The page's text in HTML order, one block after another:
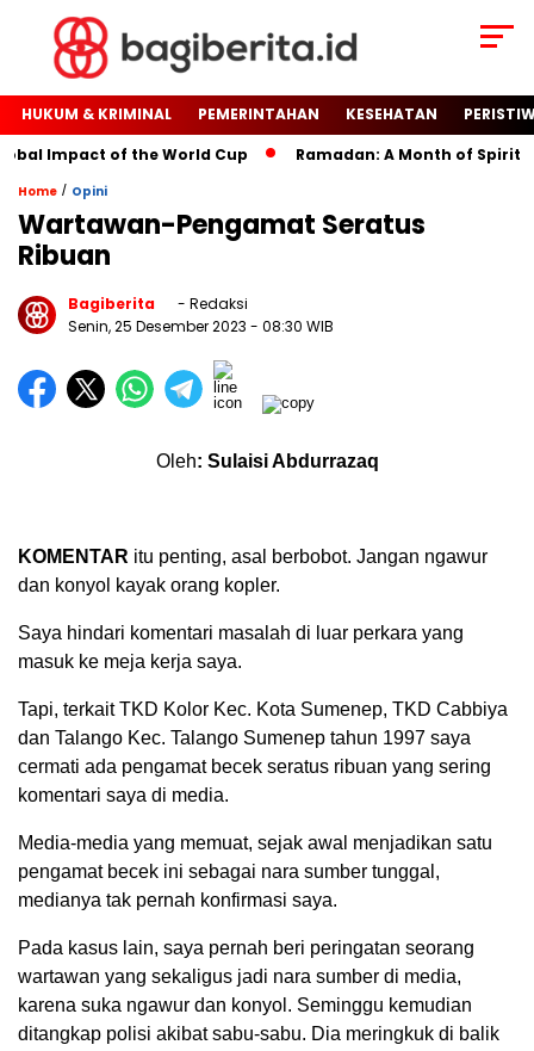
HUKUM & KRIMINAL PEMERINTAHAN KESEHATAN
Impact of the World Cup
Ramadan: A Month of
Home / Opini
Wartawan-Pengamat Seratus
Ribuan
Bagiberita
- Redaksi
Senin, 25 Desember 2023 - 08:30 WIB
Oleh: Sulaisi Abdurrazaq
KOMENTAR itu penting, asal berbobot. Jangan ngawur
dan konyol kayak orang kopler.
Saya hindari komentari masalah di luar perkara yang
masuk ke meja kerja saya.
Tapi, terkait TKD Kolor Kec. Kota Sumenep, TKD Cabbiya
dan Talango Kec. Talango Sumenep tahun 1997 saya
cermati ada pengamat becek seratus ribuan yang sering
komentari saya di media.
Media-media yang memuat, sejak awal menjadikan satu
pengamat becek ini sebagai nara sumber tunggal,
medianya tak pernah konfirmasi saya.
Pada kasus lain, saya pernah beri peringatan seorang
wartawan yang sekaligus jadi nara sumber di media,
karena suka ngawur dan konyol. Seminggu kemudian
ditangkap polisi akibat sabu-sabu. Dia meringkuk di balik